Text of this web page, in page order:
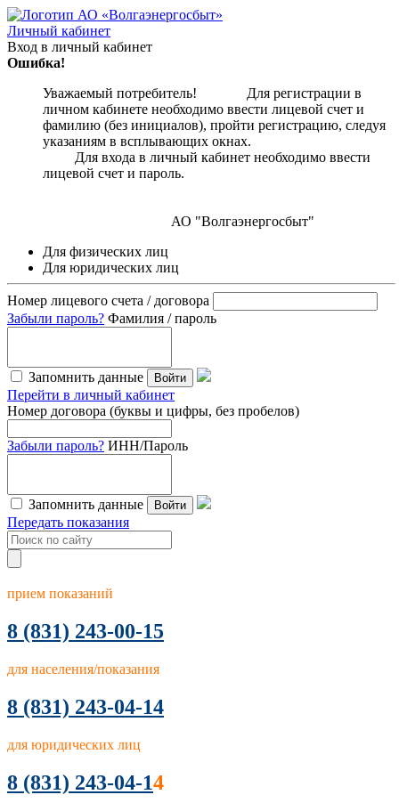
Личный кабинет
Вход в личный кабинет
Ошибка!
Уважаемый потребитель! Для регистрации в
личном кабинете необходимо ввести лицевой счет и
фамилию (без инициалов), пройти регистрацию, следуя
указаниям в всплывающих окнах.
Для входа в личный кабинет необходимо ввести
лицевой счет и пароль.
АО "Волгаэнергосбыт"
Для физических лиц
Для юридических лиц
Номер лицевого счета / договора
Забыли пароль? Фамилия / пароль
Запомнить данные Войти
Перейти в личный кабинет
Номер договора (буквы и цифры, без пробелов)
Забыли пароль? ИНН/Пароль
Запомнить данные Войти
Передать показания
прием показаний
8 (831) 243-00-15
для населения/показания
8 (831) 243-04-14
для юридических лиц
8 (831) 243-04-14